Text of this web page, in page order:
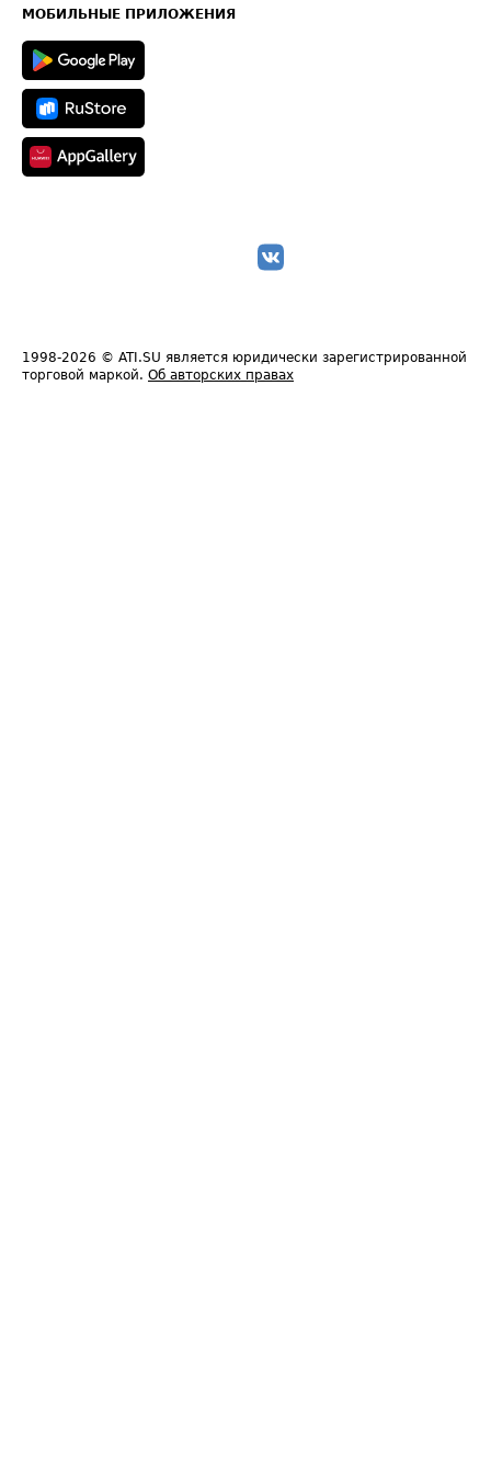
Техническая информация
МОБИЛЬНЫЕ ПРИЛОЖЕНИЯ
1998-2026 © ATI.SU является юридически зарегистрированной
торговой маркой. Об авторских правах